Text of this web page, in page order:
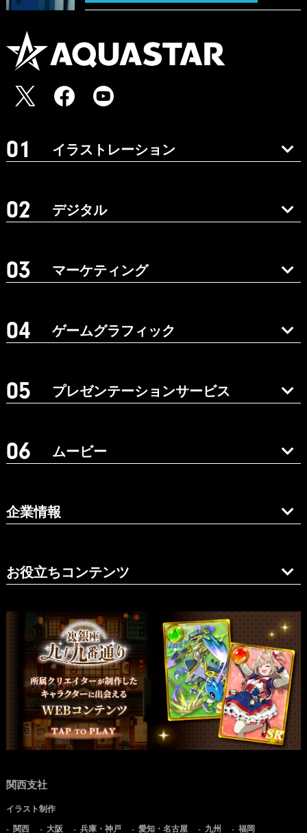
イラストレーション
デジタル
マーケティング
ゲームグラフィック
プレゼンテーションサービス
ムービー
企業情報
お役立ちコンテンツ
関西支社
イラスト制作
関西 大阪 兵庫・神戸 愛知・名古屋 九州 福岡